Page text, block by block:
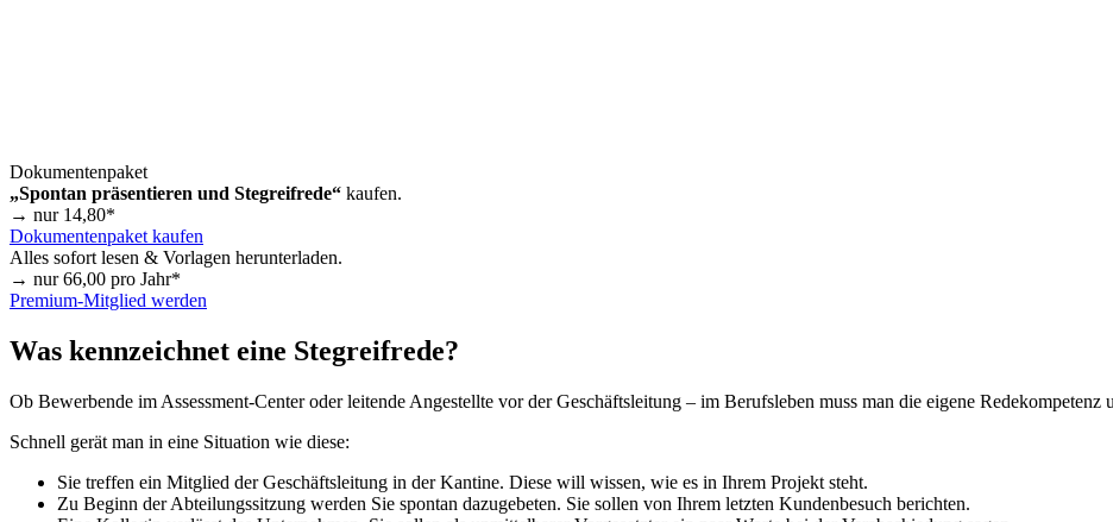
Dokumentenpaket
„Spontan präsentieren und Stegreifrede“ kaufen.
→ nur 14,80*
Dokumentenpaket kaufen
Alles sofort lesen & Vorlagen herunterladen.
→ nur66,00 pro Jahr*
Premium-Mitglied werden
Was kennzeichnet eine Stegreifrede?
Ob Bewerbende im Assessment-Center oder leitende Angestellte vor der Geschäftsleitung – im Berufsleben muss man die eigene
Schnell gerät man in eine Situation wie diese:
Sie treffen ein Mitglied der Geschäftsleitung in der Kantine. Diese will wissen, wie es in Ihrem Projekt steht.
Zu Beginn der Abteilungssitzung werden Sie spontan dazugebeten. Sie sollen von Ihrem letzten Kundenbesuch berichten.